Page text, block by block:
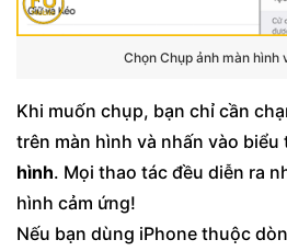
Chọn Chụp ảnh màn hình
Khi muốn chụp, bạn chỉ cần
trên màn hình và nhấn vào biểu
hình. Mọi thao tác đều diễn ra
hình cảm ứng!
Nếu bạn dùng iPhone thuộc